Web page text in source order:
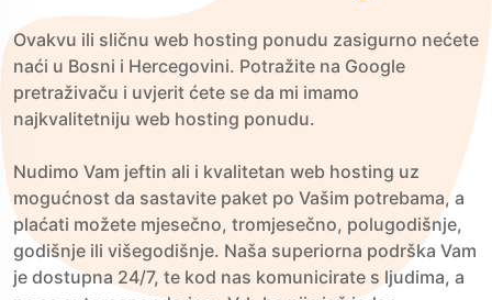
Ovakvu ili sličnu web hosting ponudu zasigurno nećete
naći u Bosni i Hercegovini. Potražite na Google
pretraživaču i uvjerit ćete se da mi imamo
najkvalitetniju web hosting ponudu.
Nudimo Vam jeftin ali i kvalitetan web hosting uz
mogućnost da sastavite paket po Vašim potrebama, a
plaćati možete mjesečno, tromjesečno, polugodišnje,
godišnje ili višegodišnje. Naša superiorna podrška Vam
je dostupna 24/7, te kod nas komunicirate s ljudima, a